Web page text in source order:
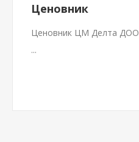
Ценовник
Ценовник ЦМ Делта ДОО
...